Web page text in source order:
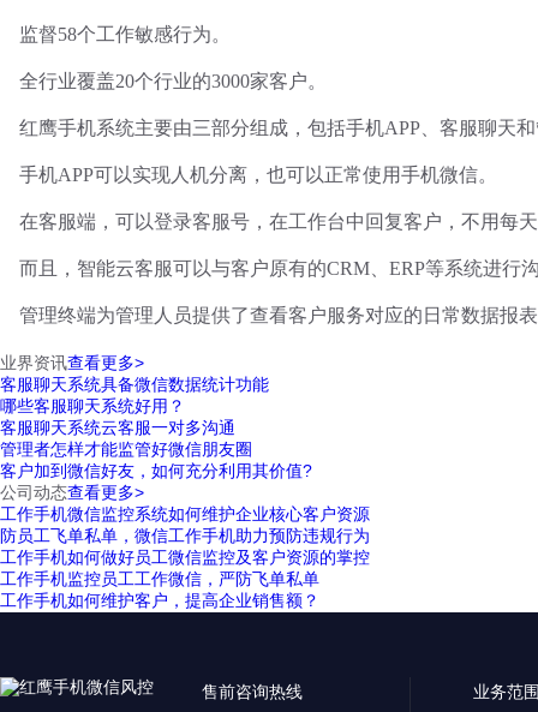
监督58个工作敏感行为。
全行业覆盖20个行业的3000家客户。
红鹰手机系统主要由三部分组成，包括手机APP、客服聊天
手机APP可以实现人机分离，也可以正常使用手机微信。
在客服端，可以登录客服号，在工作台中回复客户，不用每
而且，智能云客服可以与客户原有的CRM、ERP等系统进行
管理终端为管理人员提供了查看客户服务对应的日常数据报
业界资讯查看更多>
客服聊天系统具备微信数据统计功能
哪些客服聊天系统好用？
客服聊天系统云客服一对多沟通
管理者怎样才能监管好微信朋友圈
客户加到微信好友，如何充分利用其价值?
公司动态查看更多>
工作手机微信监控系统如何维护企业核心客户资源
防员工飞单私单，微信工作手机助力预防违规行为
工作手机如何做好员工微信监控及客户资源的掌控
工作手机监控员工工作微信，严防飞单私单
工作手机如何维护客户，提高企业销售额？
售前咨询热线 业务范